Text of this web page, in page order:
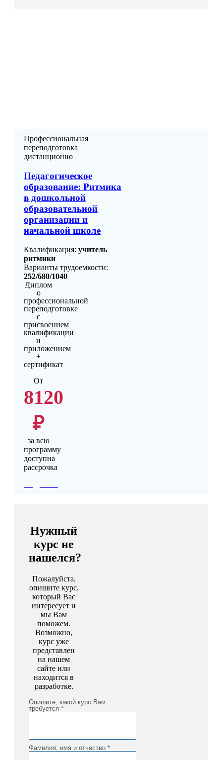
Профессиональная
переподготовка
дистанционно
Педагогическое
образование: Ритмика
в дошкольной
образовательной
организации и
начальной школе
Квалификация: учитель
ритмики
Варианты трудоемкости:
252/680/1040
Диплом
о
профессиональной
переподготовке
с
присвоением
квалификации
и
приложением
+
сертификат
От
8120
₽
за всю
программу
доступна
рассрочка
Нужный
курс не
нашелся?
Пожалуйста,
опишите курс,
который Вас
интересует и
мы Вам
поможем.
Возможно,
курс уже
представлен
на нашем
сайте или
находится в
разработке.
Опишите, какой курс Вам
требуется *
Фамилия, имя и отчество *